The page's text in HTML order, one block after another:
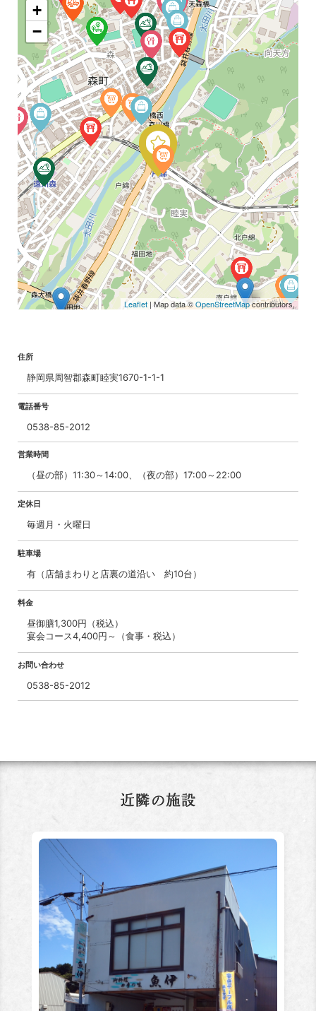
+
−
Leaflet | Map data ©OpenStreetMapcontributors,
住所
静岡県周智郡森町睦実1670-1-1-1
電話番号
0538-85-2012
営業時間
（昼の部）11:30～14:00、（夜の部）17:00～22:00
定休日
毎週月・火曜日
駐車場
有（店舗まわりと店裏の道沿い 約10台）
料金
昼御膳1,300円（税込）
宴会コース4,400円～（食事・税込）
お問い合わせ
0538-85-2012